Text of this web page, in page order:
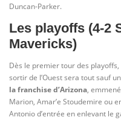
Duncan-Parker.
Les playoffs (4-2
Mavericks)
Dès le premier tour des
sortir de l’Ouest sera tout sauf
la franchise d’Arizona,
Marion, Amar’e Stoudemire ou
Antonio d’entrée en enlevant le